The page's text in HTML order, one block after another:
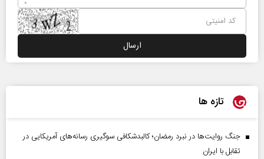
تازه ها
جنگ روایت‌ها در نبرد رمضان؛ کالبدشکافی سوگیری رسانه‌های آمریکایی در
تقابل با ایران